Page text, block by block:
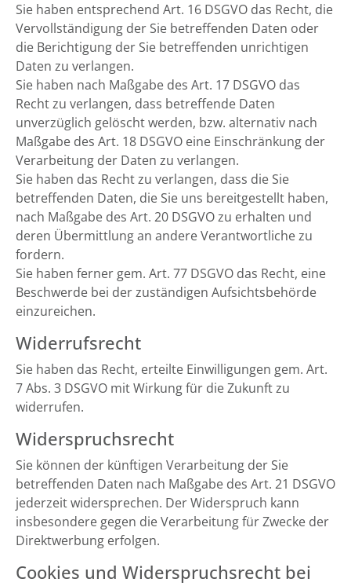
Sie haben entsprechend Art. 16 DSGVO das Recht, die
Vervollständigung der Sie betreffenden Daten oder
die Berichtigung der Sie betreffenden unrichtigen
Daten zu verlangen.
Sie haben nach Maßgabe des Art. 17 DSGVO das
Recht zu verlangen, dass betreffende Daten
unverzüglich gelöscht werden, bzw. alternativ nach
Maßgabe des Art. 18 DSGVO eine Einschränkung der
Verarbeitung der Daten zu verlangen.
Sie haben das Recht zu verlangen, dass die Sie
betreffenden Daten, die Sie uns bereitgestellt haben,
nach Maßgabe des Art. 20 DSGVO zu erhalten und
deren Übermittlung an andere Verantwortliche zu
fordern.
Sie haben ferner gem. Art. 77 DSGVO das Recht, eine
Beschwerde bei der zuständigen Aufsichtsbehörde
einzureichen.
Widerrufsrecht
Sie haben das Recht, erteilte Einwilligungen gem. Art.
7 Abs. 3 DSGVO mit Wirkung für die Zukunft zu
widerrufen.
Widerspruchsrecht
Sie können der künftigen Verarbeitung der Sie
betreffenden Daten nach Maßgabe des Art. 21 DSGVO
jederzeit widersprechen. Der Widerspruch kann
insbesondere gegen die Verarbeitung für Zwecke der
Direktwerbung erfolgen.
Cookies und Widerspruchsrecht bei